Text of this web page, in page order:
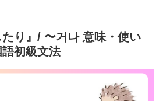
り』/ 〜거나 意味・使い
初級文法